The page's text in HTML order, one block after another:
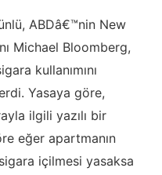
ABDâ€™nin New
Michael Bloomberg,
kullanımını
Yasaya göre,
ilgili yazılı bir
eğer apartmanın
içilmesi yasaksa